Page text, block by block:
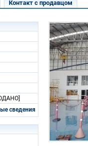
Контакт с продавцом
сведения